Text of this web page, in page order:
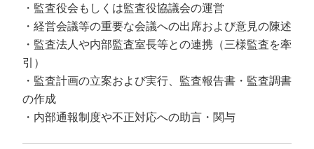
定額LINE運用代行『LINEマキトルくん』
採用YouTubeチャンネル構築『トリトル』
広告運用
YouTubeディレクター
会社概要・役員紹介
ミッション・ビジョン・バリュー
代表メッセージ（岩野圭佑）
取締役メッセージ（株本祐己）
業務委託
認定パートナー
監査役会もしくは監査役協議会の運営
経営会議等の重要な会議への出席および意見の陳述
監査法人や内部監査室長等との連携（三様監査を牽
引）
監査計画の立案および実行、監査報告書・監査調書
の作成
内部通報制度や不正対応への助言・関与